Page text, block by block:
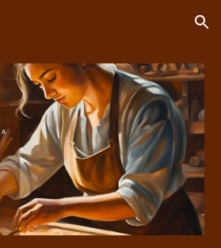
Skip to navigation